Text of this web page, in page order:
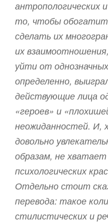
антропологических
то, чтобы
сделать их
их
уйти от
определенно,
действующие лица
«героев» и
неожиданностей. И,
довольно
образам, не хватает
психологических
Отдельно стоит
перевода: такое
стилистических и